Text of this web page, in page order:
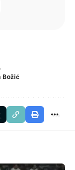
Božić